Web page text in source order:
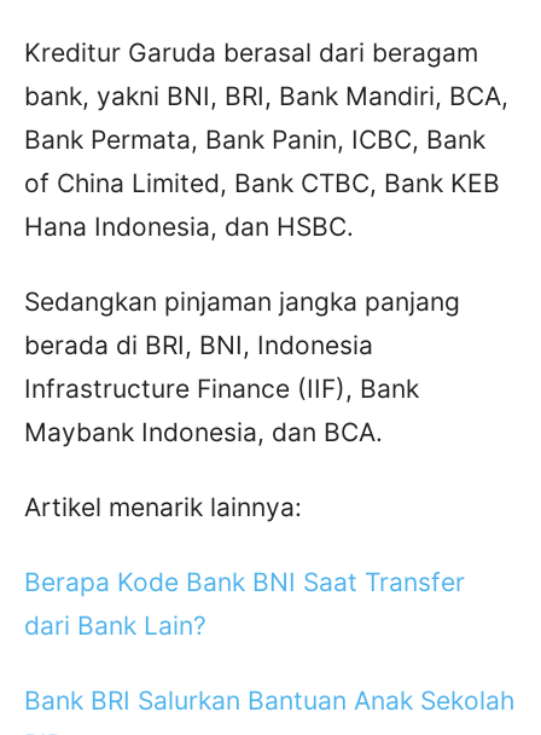
Kreditur Garuda berasal dari beragam
bank, yakni BNI, BRI, Bank Mandiri, BCA,
Bank Permata, Bank Panin, ICBC, Bank
of China Limited, Bank CTBC, Bank KEB
Hana Indonesia, dan HSBC.
Sedangkan pinjaman jangka panjang
berada di BRI, BNI, Indonesia
Infrastructure Finance (IIF), Bank
Maybank Indonesia, dan BCA.
Artikel menarik lainnya:
Berapa Kode Bank BNI Saat Transfer
dari Bank Lain?
Bank BRI Salurkan Bantuan Anak Sekolah